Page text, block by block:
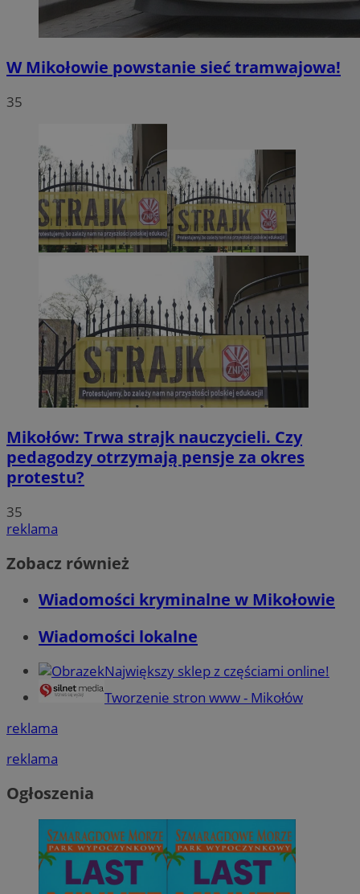
W Mikołowie powstanie sieć tramwajowa!
35
Mikołów: Trwa strajk nauczycieli. Czy
pedagodzy otrzymają pensje za okres
protestu?
35
reklama
Zobacz również
Wiadomości kryminalne w Mikołowie
Wiadomości lokalne
Największy sklep z częściami online!
Tworzenie stron www - Mikołów
reklama
reklama
Ogłoszenia